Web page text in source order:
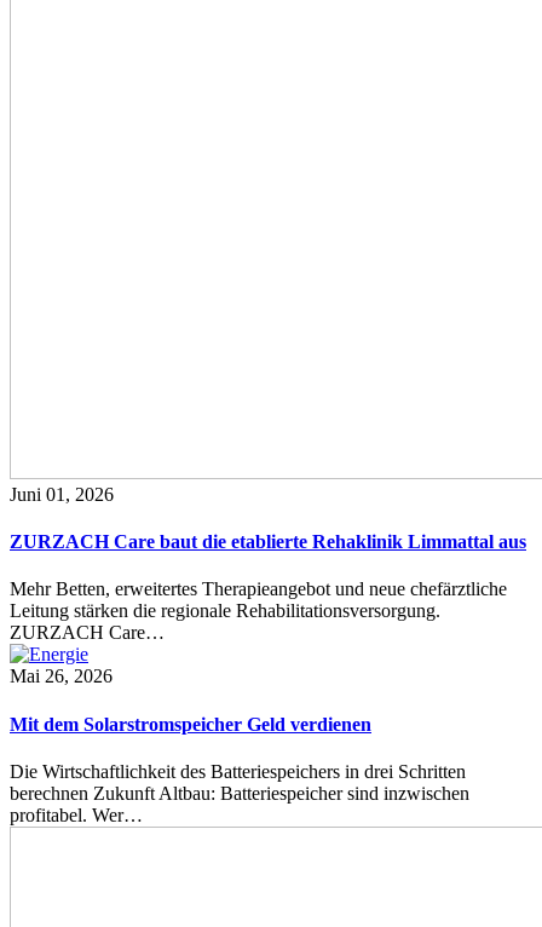
Juni 01, 2026
ZURZACH Care baut die etablierte Rehaklinik Limmattal aus
Mehr Betten, erweitertes Therapieangebot und neue chefärztliche
Leitung stärken die regionale Rehabilitationsversorgung.
ZURZACH Care…
Mai 26, 2026
Mit dem Solarstromspeicher Geld verdienen
Die Wirtschaftlichkeit des Batteriespeichers in drei Schritten
berechnen Zukunft Altbau: Batteriespeicher sind inzwischen
profitabel. Wer…